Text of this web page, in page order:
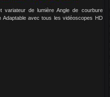
variateur de lumière Angle de courbure
Adaptable avec tous les vidéoscopes HD